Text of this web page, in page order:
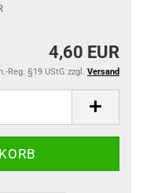
4,60 EUR
Reg. §19 UStG zzgl. Versand